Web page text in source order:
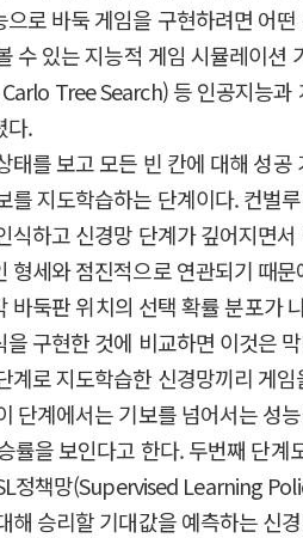
으로 바둑 게임을 구현하려면 어
수 있는 지능적 게임 시뮬레이
Tree Search) 등 인공지능과
다.
태를 보고 모든 빈 칸에 대해 성
를 지도학습하는 단계이다. 컨벌
식하고 신경망 단계가 깊어지면
형세와 점진적으로 연관되기 때
바둑판 위치의 선택 확률 분포가
을 구현한 것에 비교하면 이것은
계로 지도학습한 신경망끼리 게
단계에서는 기보를 넘어서는 성
률을 보인다고 한다. 두번째 단
정책망(Supervised Learning
해 승리할 기대값을 예측하는 신